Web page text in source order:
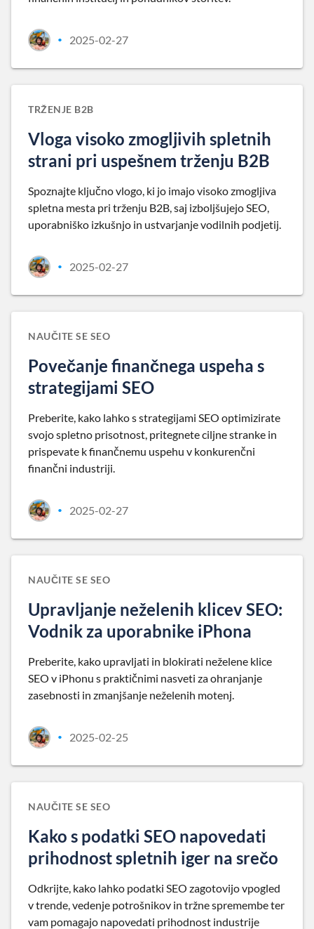
• 2025-02-27
TRŽENJE B2B
Vloga visoko zmogljivih spletnih
strani pri uspešnem trženju B2B
Spoznajte ključno vlogo, ki jo imajo visoko zmogljiva
spletna mesta pri trženju B2B, saj izboljšujejo SEO,
uporabniško izkušnjo in ustvarjanje vodilnih podjetij.
• 2025-02-27
NAUČITE SE SEO
Povečanje finančnega uspeha s
strategijami SEO
Preberite, kako lahko s strategijami SEO optimizirate
svojo spletno prisotnost, pritegnete ciljne stranke in
prispevate k finančnemu uspehu v konkurenčni
finančni industriji.
• 2025-02-27
NAUČITE SE SEO
Upravljanje neželenih klicev SEO:
Vodnik za uporabnike iPhona
Preberite, kako upravljati in blokirati neželene klice
SEO v iPhonu s praktičnimi nasveti za ohranjanje
zasebnosti in zmanjšanje neželenih motenj.
• 2025-02-25
NAUČITE SE SEO
Kako s podatki SEO napovedati
prihodnost spletnih iger na srečo
Odkrijte, kako lahko podatki SEO zagotovijo vpogled
v trende, vedenje potrošnikov in tržne spremembe ter
vam pomagajo napovedati prihodnost industrije